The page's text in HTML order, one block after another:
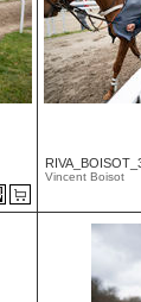
Vincent Boisot